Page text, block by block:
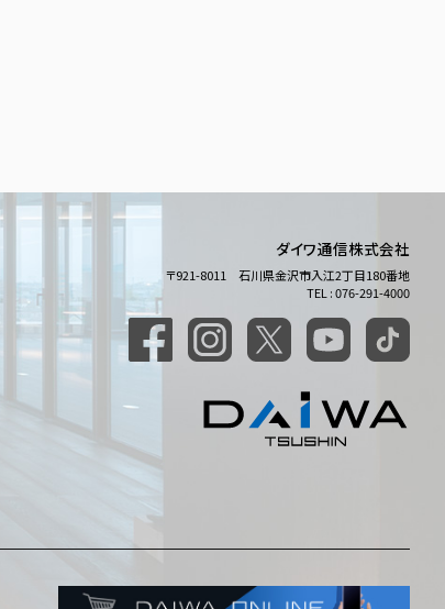
ダイワ通信株式会社
〒921-8011 石川県金沢市入江2丁目180番地
TEL : 076-291-4000